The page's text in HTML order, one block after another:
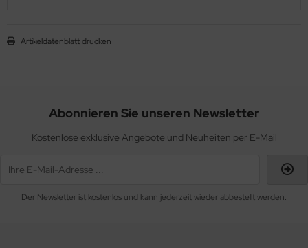
Artikeldatenblatt drucken
Abonnieren Sie unseren Newsletter
Kostenlose exklusive Angebote und Neuheiten per E-Mail
Der Newsletter ist kostenlos und kann jederzeit wieder abbestellt werden.